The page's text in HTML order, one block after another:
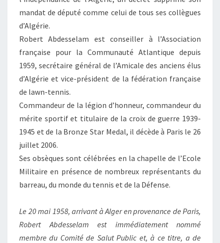
mandat de député comme celui de tous ses collègues
d’Algérie.
Robert Abdesselam est conseiller à l’Association
française pour la Communauté Atlantique depuis
1959, secrétaire général de l’Amicale des anciens élus
d’Algérie et vice-président de la fédération française
de lawn-tennis.
Commandeur de la légion d’honneur, commandeur du
mérite sportif et titulaire de la croix de guerre 1939-
1945 et de la Bronze Star Medal, il décède à Paris le 26
juillet 2006.
Ses obsèques sont célébrées en la chapelle de l’Ecole
Militaire en présence de nombreux représentants du
barreau, du monde du tennis et de la Défense.
Le 20 mai 1958, arrivant à Alger en provenance de Paris,
Robert Abdesselam est immédiatement nommé
membre du Comité de Salut Public et, à ce titre, a de